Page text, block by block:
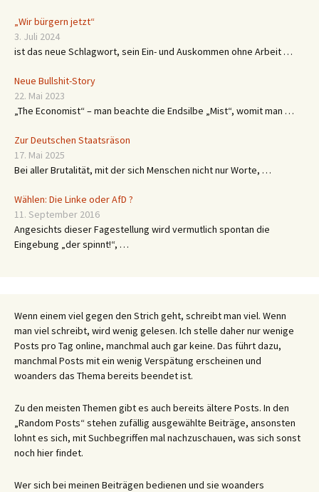
„Wir bürgern jetzt“
3. Juli 2024
ist das neue Schlagwort, sein Ein- und Auskommen ohne Arbeit …
Neue Bullshit-Story
22. Mai 2023
„The Economist“ – man beachte die Endsilbe „Mist“, womit man …
Zur Deutschen Staatsräson
17. Mai 2025
Bei aller Brutalität, mit der sich Menschen nicht nur Worte, …
Wählen: Die Linke oder AfD ?
11. September 2016
Angesichts dieser Fagestellung wird vermutlich spontan die
Eingebung „der spinnt!“, …
Wenn einem viel gegen den Strich geht, schreibt man viel. Wenn
man viel schreibt, wird wenig gelesen. Ich stelle daher nur wenige
Posts pro Tag online, manchmal auch gar keine. Das führt dazu,
manchmal Posts mit ein wenig Verspätung erscheinen und
woanders das Thema bereits beendet ist.
Zu den meisten Themen gibt es auch bereits ältere Posts. In den
„Random Posts“ stehen zufällig ausgewählte Beiträge, ansonsten
lohnt es sich, mit Suchbegriffen mal nachzuschauen, was sich sonst
noch hier findet.
Wer sich bei meinen Beiträgen bedienen und sie woanders